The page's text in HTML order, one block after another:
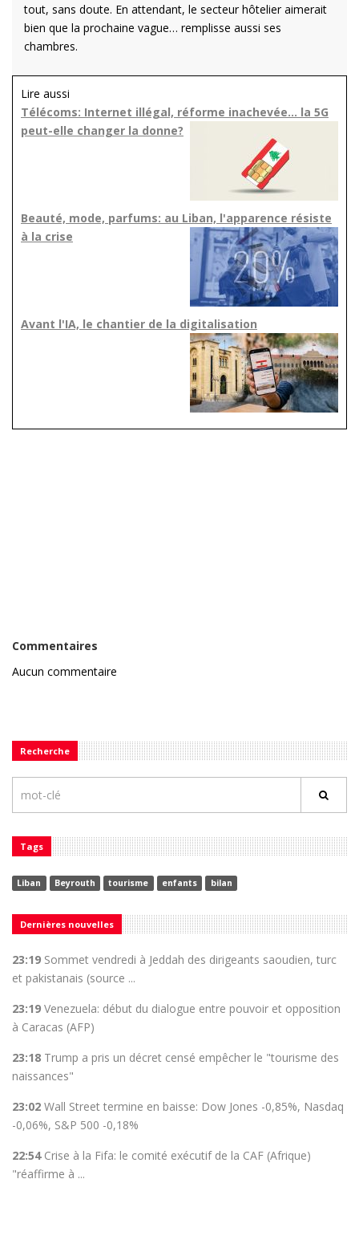
tout, sans doute. En attendant, le secteur hôtelier aimerait
bien que la prochaine vague… remplisse aussi ses
chambres.
Lire aussi
Télécoms: Internet illégal, réforme inachevée… la 5G
peut-elle changer la donne?
Beauté, mode, parfums: au Liban, l'apparence résiste
à la crise
Avant l'IA, le chantier de la digitalisation
Commentaires
Aucun commentaire
Recherche
Tags
Liban Beyrouth tourisme enfants bilan
Dernières nouvelles
23:19 Sommet vendredi à Jeddah des dirigeants saoudien, turc
et pakistanais (source ...
23:19 Venezuela: début du dialogue entre pouvoir et opposition
à Caracas (AFP)
23:18 Trump a pris un décret censé empêcher le "tourisme des
naissances"
23:02 Wall Street termine en baisse: Dow Jones -0,85%, Nasdaq
-0,06%, S&P 500 -0,18%
22:54 Crise à la Fifa: le comité exécutif de la CAF (Afrique)
"réaffirme à ...